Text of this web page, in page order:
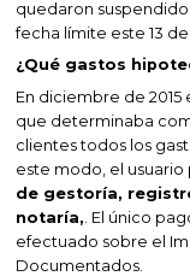
quedaron
fecha límite este 13 de
¿Qué gastos
En diciembre de
que determinaba
clientes todos los
este modo, el
de gestoría,
notaría, . El único
efectuado sobre el
Documentados.